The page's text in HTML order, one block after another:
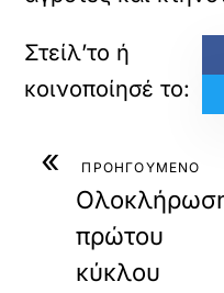
« ΠΡΟΗΓΟΥΜΕΝΟ
πρώτου
κύκλου